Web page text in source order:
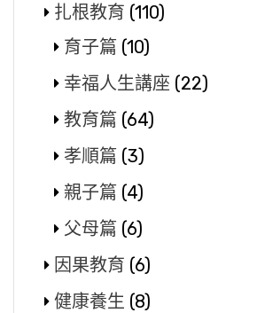
扎根教育 (110)
育子篇 (10)
幸福人生講座 (22)
教育篇 (64)
孝順篇 (3)
親子篇 (4)
父母篇 (6)
因果教育 (6)
健康養生 (8)